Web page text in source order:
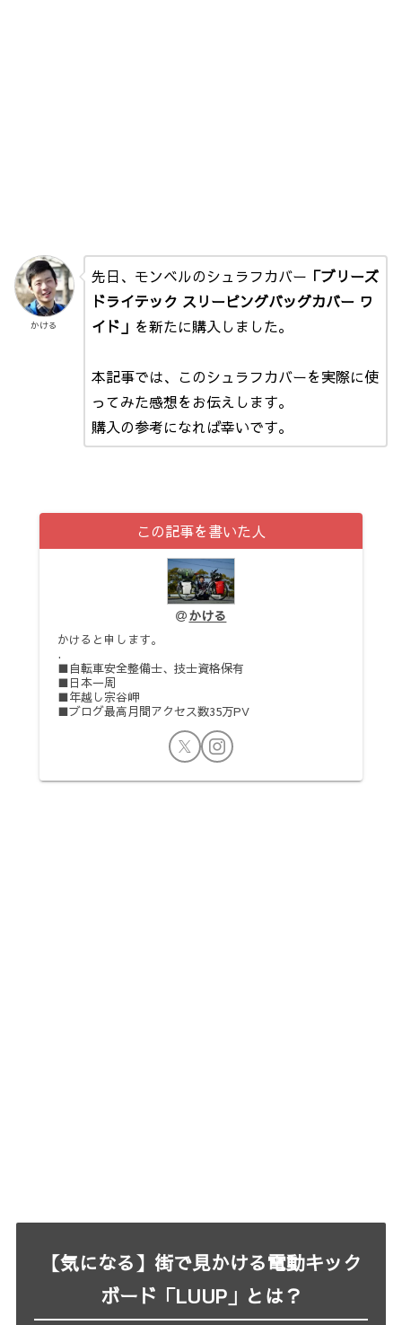
かける
先日、モンベルのシュラフカバー 「ブリーズ
ドライテック スリーピングバッグカバー ワ
イド」 を新たに購入しました。
本記事では、このシュラフカバーを実際に使
ってみた感想をお伝えします。
購入の参考になれば幸いです。
この記事を書いた人
かける
かけると申します。
.
■自転車安全整備士、技士資格保有
■日本一周
■年越し宗谷岬
■ブログ最高月間アクセス数35万PV
【気になる】街で見かける電動キック
ボード「LUUP」とは？